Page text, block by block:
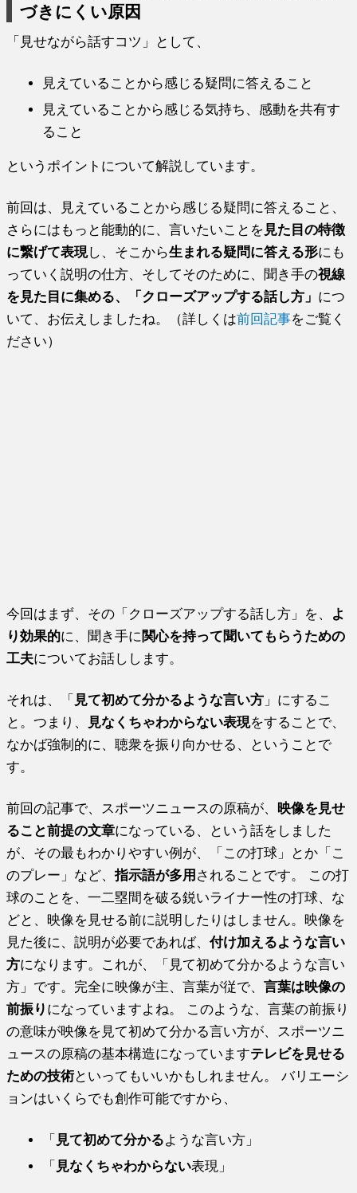
づきにくい原因
「見せながら話すコツ」として、
見えていることから感じる疑問に答えること
見えていることから感じる気持ち、感動を共有す
ること
というポイントについて解説しています。
前回は、見えていることから感じる疑問に答えること、
さらにはもっと能動的に、言いたいことを 見た目の特徴
に繋げて表現し、そこから生まれる疑問に答える形にも
っていく説明の仕方、そしてそのために、聞き手の視線
を見た目に集める、「クローズアップする話し方」 につ
いて、お伝えしましたね。（詳しくは前回記事をご覧く
ださい）
今回はまず、その「クローズアップする話し方」を、 よ
り効果的に、聞き手に 関心を持って聞いてもらうための
工夫についてお話しします。
それは、「 見て初めて分かるような言い方 」にするこ
と。つまり、
見なくちゃわからない表現をすることで、
なかば強制的に、聴衆を振り向かせる、ということで
す。
前回の記事で、スポーツニュースの原稿が、 映像を見せ
ること前提の文章になっている、という話をしました
が、その最もわかりやすい例が、「この打球」とか「こ
のプレー」など、指示語が多用 されることです。 この打
球のことを、一二塁間を破る鋭いライナー性の打球、な
どと、映像を見せる前に説明したりはしません。映像を
見た後に、説明が必要であれば、付け加えるような言い
方になります。これが、「見て初めて分かるような言い
方」です。完全に映像が主、言葉が従で、言葉は映像の
前振り になっていますよね。 このような、言葉の前振り
の意味が映像を見て初めて分かる言い方が、スポーツニ
ュースの原稿の基本構造になっていますテレビを見せる
ための技術といってもいいかもしれません。 バリエーシ
ョンはいくらでも創作可能ですから、
「 見て初めて分かるような言い方」
「 見なくちゃわからない表現」